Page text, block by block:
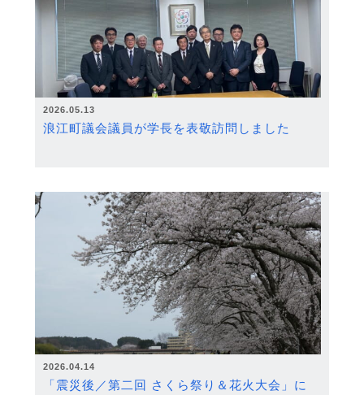
2026.05.13
浪江町議会議員が学長を表敬訪問しました
2026.04.14
「震災後／第二回 さくら祭り＆花火大会」に